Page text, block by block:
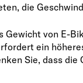
die
Gewicht von E-
ein
Sie, dass